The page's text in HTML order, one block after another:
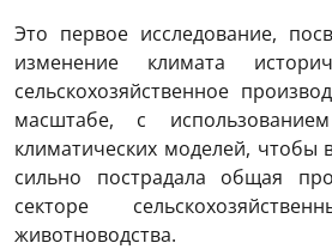
Это первое исследование,
изменение климата
сельскохозяйственное
масштабе, с
климатических моделей, чтобы
сильно пострадала общая
секторе
животноводства.